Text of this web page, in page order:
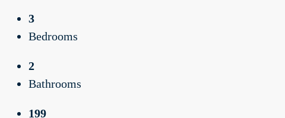
3
Bedrooms
2
Bathrooms
199